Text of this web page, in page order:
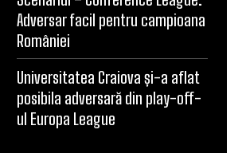
Adversar facil pentru campioana
României
Universitatea Craiova și-a aflat
posibila adversară din play-off-
ul Europa League